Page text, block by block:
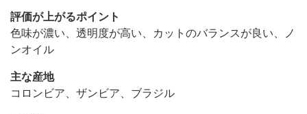
評価が上がるポイント
色味が濃い、透明度が高い、カットのバランスが良い、ノ
ンオイル
主な産地
コロンビア、ザンビア、ブラジル